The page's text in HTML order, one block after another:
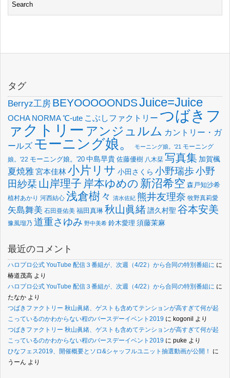
タグ
Berryz工房 BEYOOOOONDSJuice=Juice
OCHA NORMA℃-ute こぶしファクトリー つばきフ
ァクトリー アンジュルム カントリー・ガ
ールズ モーニング娘。 モーニング娘。'21 モーニング
娘。'22 モーニング娘。'20 中島早貴 佐藤優樹 八木栞 写真集 加賀楓
夏焼雅宮本佳林小片リサ 小田さくら 小野瑞歩小野
田紗栞 山岸理子 岸本ゆめの 新沼希空 森戸知沙希
植村あかり 河西結心 浅倉樹々 清水佐紀 熊井友理奈 牧野真莉愛
矢島舞美 石田亜佑美 福田真琳 秋山眞緒譜久村聖 谷本安美
豫風瑠乃 道重さゆみ 野中美希 鈴木愛理 須藤茉麻
最近のコメント
ハロプロ公式 YouTube 配信３番組が、次週（4/22）から合同の特別番組に に
椿道茂高 より
ハロプロ公式 YouTube 配信３番組が、次週（4/22）から合同の特別番組に に
たなか より
つばきファクトリー 秋山眞緒、ゲストも含めてテンションが高すぎて何が起
こっているのかわからない程のバースデーイベント2019 に kogonil より
つばきファクトリー 秋山眞緒、ゲストも含めてテンションが高すぎて何が起
こっているのかわからない程のバースデーイベント2019 に puke より
ひなフェス2019、開催概要とソロ&シャッフルユニット抽選動画が公開！
に
うーん より